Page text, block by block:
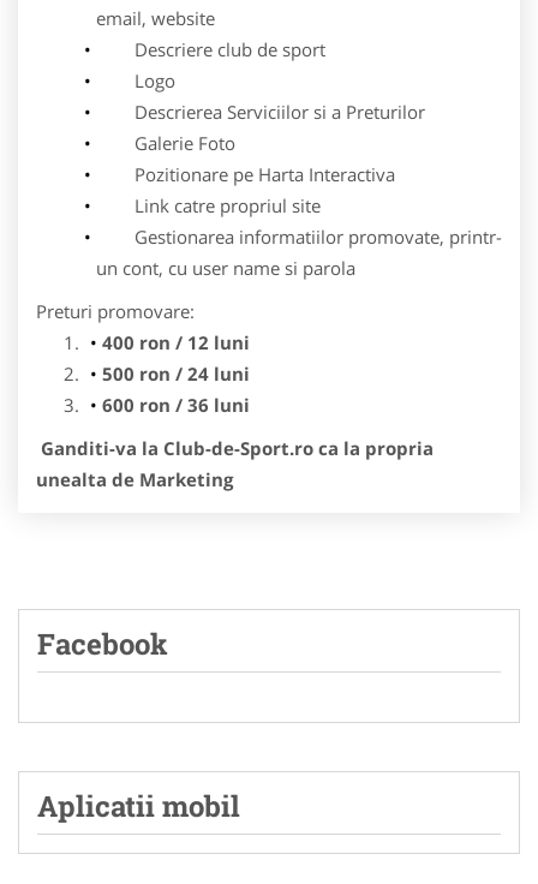
email, website
Descriere club de sport
Logo
Descrierea Serviciilor si a Preturilor
Galerie Foto
Pozitionare pe Harta Interactiva
Link catre propriul site
Gestionarea informatiilor promovate, printr-
un cont, cu user name si parola
Preturi promovare:
400 ron / 12 luni
500 ron / 24 luni
600 ron / 36 luni
Ganditi-va la Club-de-Sport.ro ca la propria
unealta de Marketing
Facebook
Aplicatii mobil